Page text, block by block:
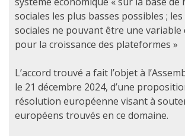
sociales les plus basses possibles ;
sociales ne pouvant être une variable
pour la croissance des plateformes »
L’accord trouvé a fait l’objet à
le 21 décembre 2024, d’une
résolution européenne visant à
européens trouvés en ce domaine.